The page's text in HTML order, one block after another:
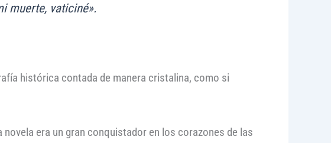
muerte, vaticiné».
histórica contada de manera cristalina, como si
era un gran conquistador en los corazones de las